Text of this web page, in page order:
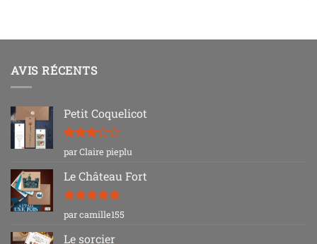
AVIS RÉCENTS
Petit Coquelicot
Note3
sur 5
par Claire pieplu
Le Château Fort
Note5sur
5
par camille155
Le sorcier